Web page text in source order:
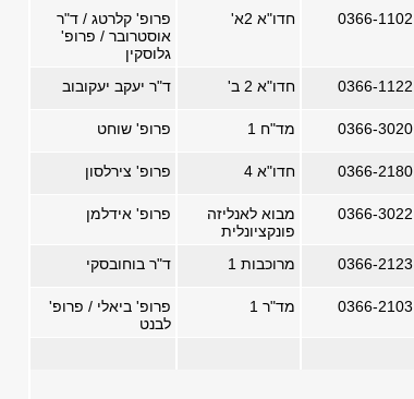
0366-1102 חדו"א 2א'
פרופ' קלרטג / ד"ר
אוסטרובר / פרופ'
גלוסקין
0366-1122 חדו"א 2 ב' ד"ר יעקב יעקובוב
0366-3020 מד"ח 1 פרופ' שוחט
0366-2180 חדו"א 4 פרופ' צירלסון
0366-3022
מבוא לאנליזה
פונקציונלית
פרופ' אידלמן
0366-2123 מרוכבות 1 ד"ר בוחובסקי
0366-2103 מד"ר 1
פרופ' ביאלי / פרופ'
לבנט